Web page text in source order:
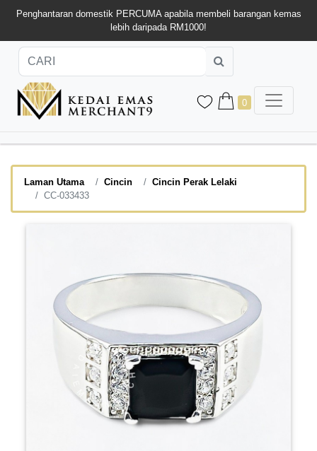
Penghantaran domestik PERCUMA apabila membeli barangan kemas
lebih daripada RM1000!
0
Laman Utama Cincin
Cincin Perak Lelaki
CC-033433